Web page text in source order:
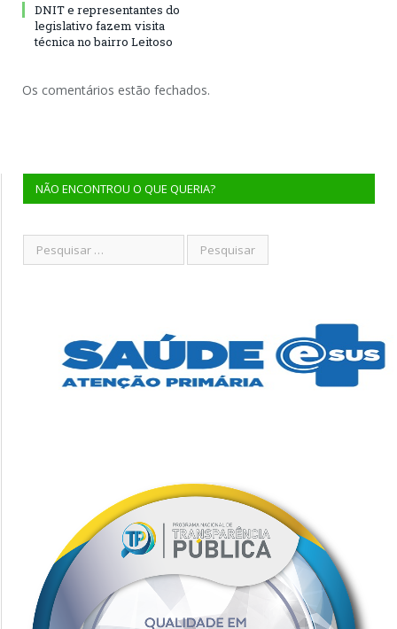
DNIT e representantes do
legislativo fazem visita
técnica no bairro Leitoso
Os comentários estão fechados.
NÃO ENCONTROU O QUE QUERIA?